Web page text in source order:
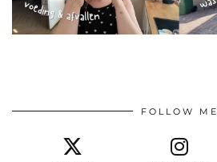
FOLLOW ME